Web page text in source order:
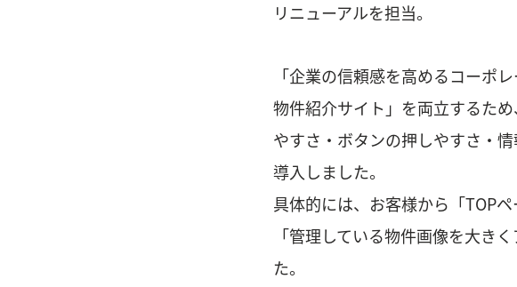
リニューアルを担当。
「企業の信頼感を高めるコーポ
物件紹介サイト」を両立するた
やすさ・ボタンの押しやすさ・
導入しました。
具体的には、お客様から「TOP
「管理している物件画像を大き
た。